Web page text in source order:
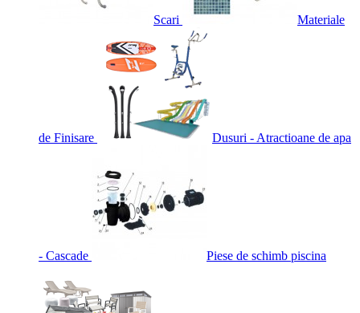
Scari Materiale
de Finisare Dusuri - Atractioane de apa
- Cascade Piese de schimb piscina